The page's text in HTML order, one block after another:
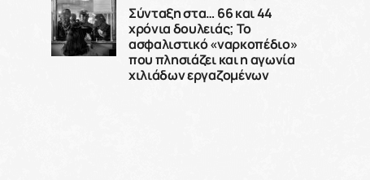
Σύνταξη στα… 66 και 44
χρόνια δουλειάς; Το
ασφαλιστικό «ναρκοπέδιο»
που πλησιάζει και η αγωνία
χιλιάδων εργαζομένων